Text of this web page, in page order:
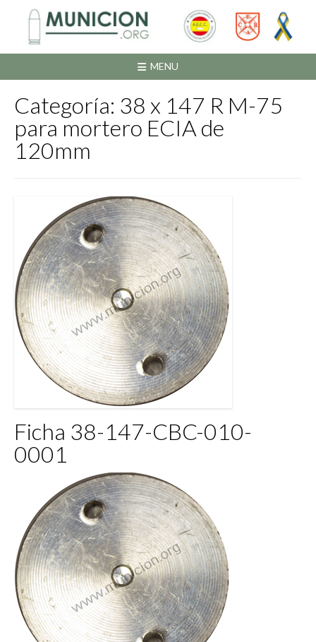
contenido
MENU
Categoría: 38 x 147 R M-75
para mortero ECIA de
120mm
Ficha 38-147-CBC-010-
0001